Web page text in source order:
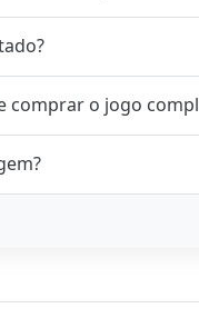
comprar o jogo